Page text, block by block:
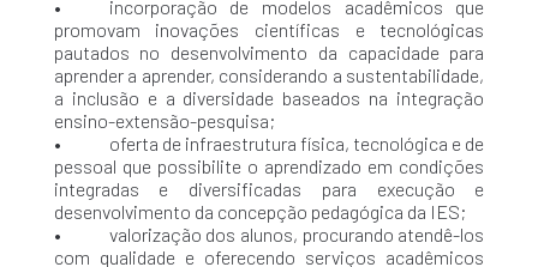
• incorporação de modelos acadêmicos que
promovam inovações científicas e tecnológicas
pautados no desenvolvimento da capacidade para
aprender a aprender, considerando a sustentabilidade,
a inclusão e a diversidade baseados na integração
ensino-extensão-pesquisa;
• oferta de infraestrutura física, tecnológica e de
pessoal que possibilite o aprendizado em condições
integradas e diversificadas para execução e
desenvolvimento da concepção pedagógica da IES;
• valorização dos alunos, procurando atendê-los
com qualidade e oferecendo serviços acadêmicos